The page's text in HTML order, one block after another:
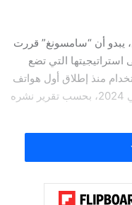
يبدو أن “سامسونغ” قررت
استراتيجيتها التي تضع
منذ إطلاق أول هواتف
Galaxy المدعومة بالذكاء الاصطناعي في 2024، بحسب تقرير نشره